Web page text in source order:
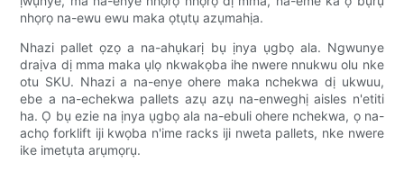
nhọrọ na-ewu ewu maka ọtụtụ azụmahịa.
Nhazi pallet ọzọ a na-ahụkarị bụ ịnya ụgbọ ala. Ngwunye
draịva dị mma maka ụlọ nkwakọba ihe nwere nnukwu olu nke
otu SKU. Nhazi a na-enye ohere maka nchekwa dị ukwuu,
ebe a na-echekwa pallets azụ azụ na-enweghị aisles n'etiti
ha. Ọ bụ ezie na ịnya ụgbọ ala na-ebuli ohere nchekwa, ọ na-
achọ forklift iji kwọba n'ime racks iji nweta pallets, nke nwere
ike imetụta arụmọrụ.